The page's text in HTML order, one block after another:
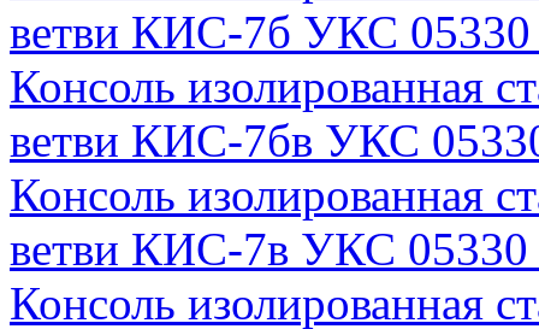
ветви КИС-7б УКС
Консоль изолированная
ветви КИС-7бв УКС
Консоль изолированная
ветви КИС-7в УКС
Консоль изолированная